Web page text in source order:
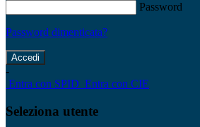
Password
Password dimenticata?
-
Entra con SPID Entra con CIE
Seleziona utente